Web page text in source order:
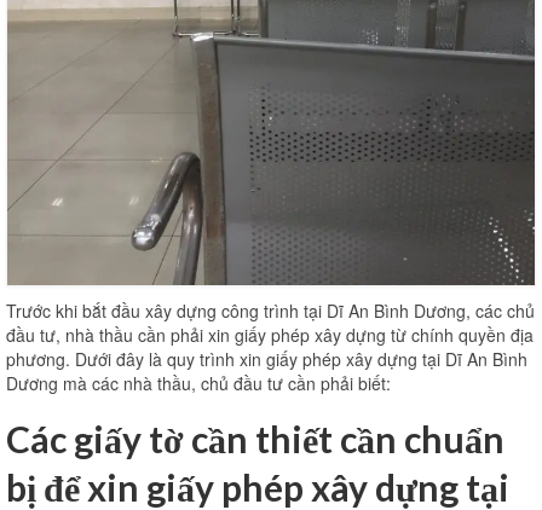
Trước khi bắt đầu xây dựng công trình tại Dĩ An Bình Dương, các chủ
đầu tư, nhà thầu cần phải xin giấy phép xây dựng từ chính quyền địa
phương. Dưới đây là quy trình xin giấy phép xây dựng tại Dĩ An Bình
Dương mà các nhà thầu, chủ đầu tư cần phải biết:
Các giấy tờ cần thiết cần chuẩn
bị để xin giấy phép xây dựng tại